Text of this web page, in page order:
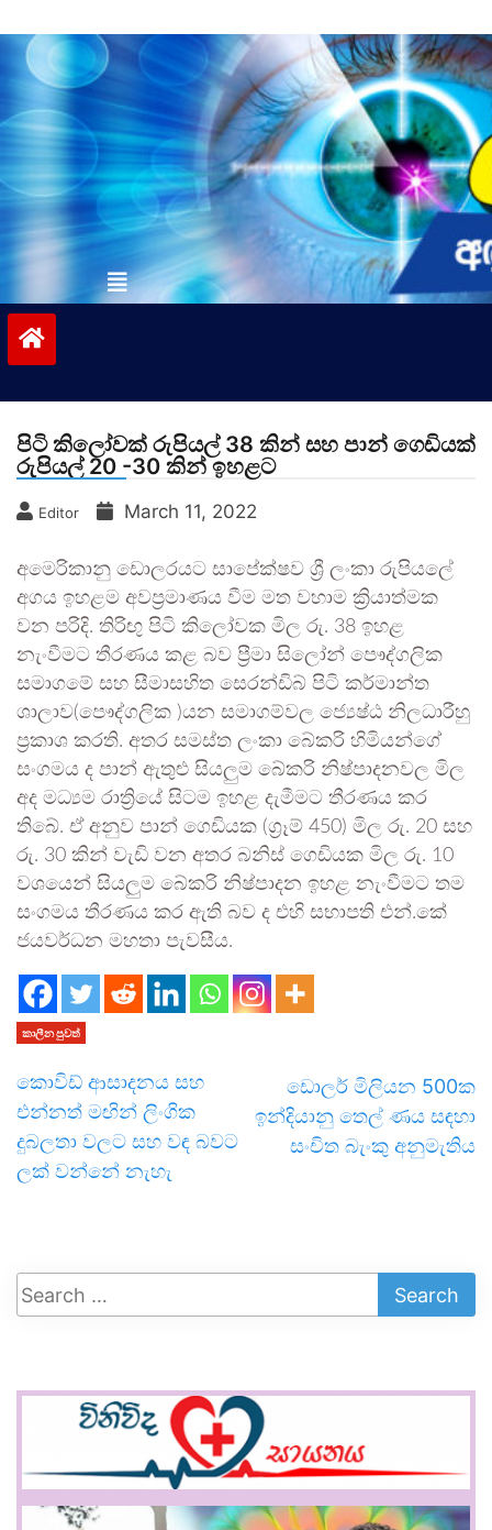
to
contentvinivida.lk
පිටි කිලෝවක් රුපියල් 38 කින් සහ පාන් ගෙඩියක්
රුපියල් 20 -30 කින් ඉහළට
Editor March 11, 2022
අමෙරිකානු ඩොලරයට සාපේක්ෂව ශ්‍රී ලංකා රුපියලේ
අගය ඉහළම අවප්‍රමාණය වීම මත වහාම ක්‍රියාත්මක
වන පරිදි. තිරිඟු පිටි කිලෝවක මිල රු. 38 ඉහළ
නැංවීමට තීරණය කළ බව ප්‍රීමා සිලෝන් පෞද්ගලික
සමාගමේ සහ සීමාසහිත සෙරන්ඩිබ් පිටි කර්මාන්ත
ශාලාව(පෞද්ගලික )යන සමාගම්වල ජ්‍යෙෂ්ඨ නිලධාරීහු
ප්‍රකාශ කරති. අතර සමස්ත ලංකා බේකරි හිමියන්ගේ
සංගමය ද පාන් ඇතුළු සියලුම බේකරි නිෂ්පාදනවල මිල
අද මධ්‍යම රාත්‍රියේ සිටම ඉහළ දැමීමට තීරණය කර
තිබේ. ඒ අනුව පාන් ගෙඩියක (ග්‍රෑම් 450) මිල රු. 20 සහ
රු. 30 කින් වැඩි වන අතර බනිස් ගෙඩියක මිල රු. 10
වශයෙන් සියලුම බේකරි නිෂ්පාදන ඉහළ නැංවීමට තම
සංගමය තීරණය කර ඇති බව ද එහි සභාපති එන්.කේ
ජයවර්ධන මහතා පැවසීය.
කාලීන පුවත්
කොවිඩ් ආසාදනය සහ
එන්නත් මඟින් ලිංගික
දුබලතා වලට සහ වඳ බවට
ලක් වන්නේ නැහැ
ඩොලර් මිලියන 500ක
ඉන්දියානු තෙල් ණය සඳහා
සංචිත බැංකු අනුමැතිය